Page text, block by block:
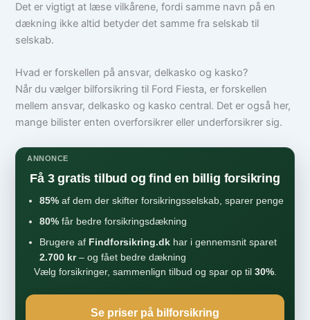
Det er vigtigt at læse vilkårene, fordi samme navn på en
dækning ikke altid betyder det samme fra selskab til
selskab.
Hvad er forskellen på ansvar, delkasko og kasko?
Når du vælger bilforsikring til Ford Fiesta, er forskellen
mellem ansvar, delkasko og kasko central. Det er også her,
mange bilister enten overforsikrer eller underforsikrer sig.
ANNONCE
Få 3 gratis tilbud og find en billig forsikring
85% af dem der skifter forsikringsselskab, sparer penge
80% får bedre forsikringsdækning
Brugere af Findforsikring.dk har i gennemsnit sparet
2.700 kr– og fået bedre dækning
Vælg forsikringer, sammenlign tilbud og spar op til 30%.
Se priser på bilforsikring